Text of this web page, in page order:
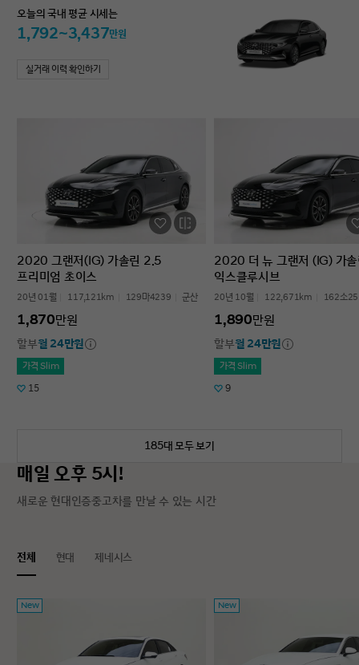
오늘의 국내 평균 시세는
1,792~3,437만원
실거래 이력 확인하기
2020 그랜저(IG) 가솔린 2.5
프리미엄 초이스
20년 01월 117,121km 129마4239 군산
1,870만원
할부월 24만원
가격 Slim
15
2020 더 뉴 그랜저 (IG) 가
익스클루시브
20년 10월 122,671km 162소
1,890만원
할부월 24만원
가격 Slim
9
185대 모두 보기
매일 오후 5시!
새로운 현대인증중고차를 만날 수 있는 시간
전체 현대 제네시스
New New